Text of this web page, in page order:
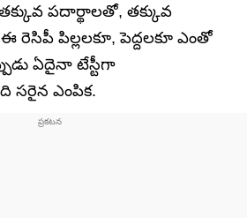
పదార్థాలతో, తక్కువ
పిల్లలకూ, పెద్దలకూ ఎంతో
ఏదైనా టేస్టీగా
సరైన ఎంపిక.